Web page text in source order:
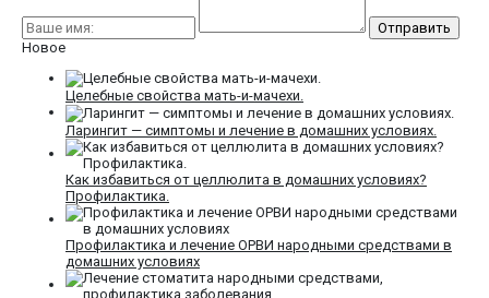
Новое
Целебные свойства мать-и-мачехи.
Ларингит — симптомы и лечение в домашних условиях.
Как избавиться от целлюлита в домашних условиях?
Профилактика.
Профилактика и лечение ОРВИ народными средствами в
домашних условиях